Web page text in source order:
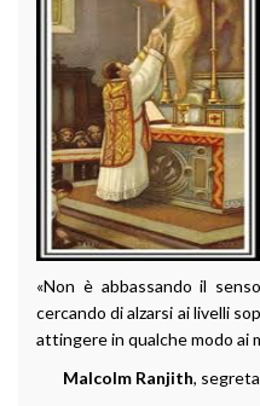
«Non è abbassando il
cercando di alzarsi ai livelli
attingere in qualche modo ai
Malcolm Ranjith,